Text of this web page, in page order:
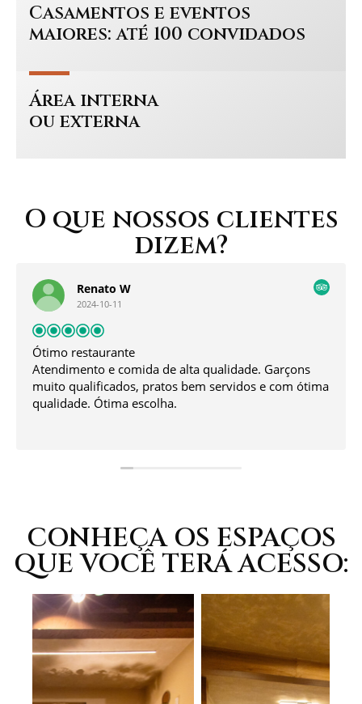
Casamentos e eventos
maiores: até 100 convidados
Área interna
ou externa
O que nossos clientes
dizem?
Renato W
2024-10-11
Ótimo restaurante
Atendimento e comida de alta qualidade. Garçons
muito qualificados, pratos bem servidos e com ótima
qualidade. Ótima escolha.
CONHEÇA OS ESPAÇOS
QUE VOCÊ TERÁ ACESSO: